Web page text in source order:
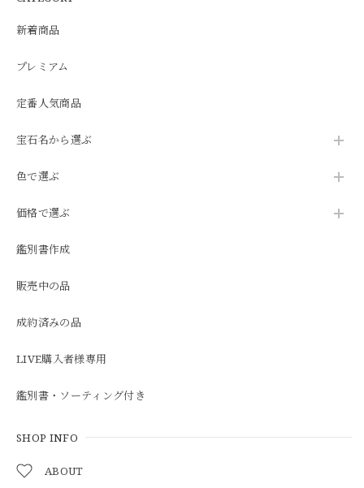
新着商品
プレミアム
定番人気商品
宝石名から選ぶ
色で選ぶ
価格で選ぶ
鑑別書作成
販売中の品
成約済みの品
LIVE購入者様専用
鑑別書・ソーティング付き
SHOP INFO
ABOUT